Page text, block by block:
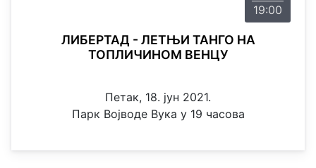
19:00
ЛИБЕРТАД - ЛЕТЊИ ТАНГО НА
ТОПЛИЧИНОМ ВЕНЦУ
Петак, 18. јун 2021.
Парк Војводе Вука у 19 часова